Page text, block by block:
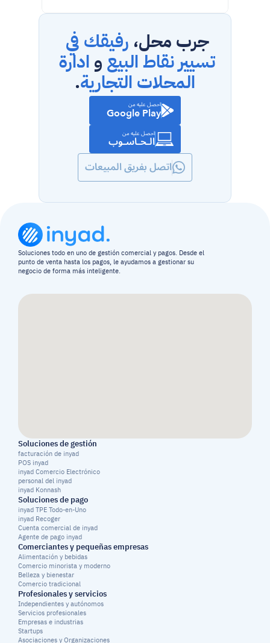
جرب محل،
تسيير نقاط البيع و
المحلات التجارية.
اتصل بفريق المبيعات
احصل عليه من
الـحـاسـوب
احصل عليه من
Google Play
Soluciones todo en uno de gestión comercial y pagos. Desde el
punto de venta hasta los pagos, le ayudamos a gestionar su
negocio de forma más inteligente.
Soluciones de gestión
facturación de inyad
POS inyad
inyad Comercio Electrónico
personal del inyad
inyad Konnash
Soluciones de pago
inyad TPE Todo-en-Uno
inyad Recoger
Cuenta comercial de inyad
Agente de pago inyad
Comerciantes y pequeñas empresas
Alimentación y bebidas
Comercio minorista y moderno
Belleza y bienestar
Comercio tradicional
Profesionales y servicios
Independientes y autónomos
Servicios profesionales
Empresas e industrias
Startups
Asociaciones y Organizaciones